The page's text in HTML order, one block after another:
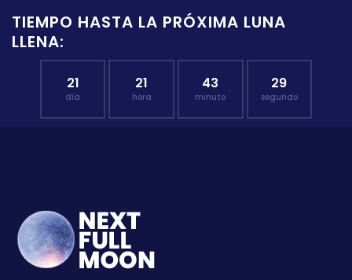
TIEMPO HASTA LA PRÓXIMA LUNA
LLENA:
21
día
21
hora
43
minuto
28
segundo